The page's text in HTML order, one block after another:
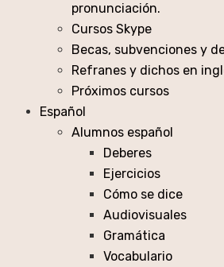
pronunciación.
Cursos Skype
Becas, subvenciones y
Refranes y dichos en
Próximos cursos
Español
Alumnos español
Deberes
Ejercicios
Cómo se dice
Audiovisuales
Gramática
Vocabulario